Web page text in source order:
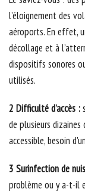
l’éloignement des
aéroports. En effet,
décollage et à
dispositifs sonores
utilisés.
2 Difficulté d’accès :
de plusieurs
accessible, besoin
3 Surinfection de
problème ou y a-t-il